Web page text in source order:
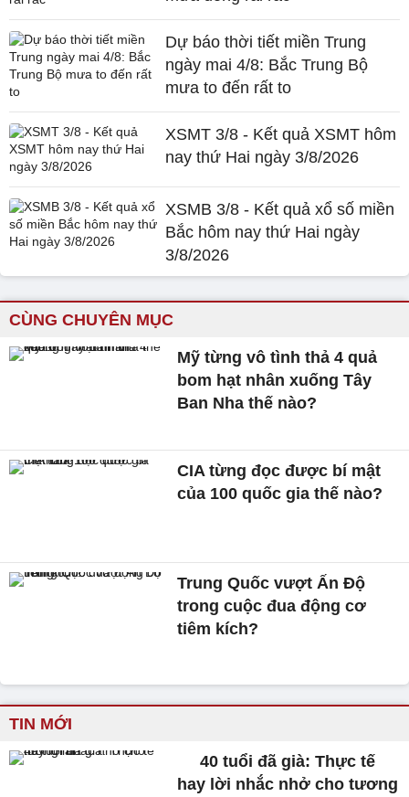
Dự báo thời tiết miền Trung
ngày mai 4/8: Bắc Trung Bộ
mưa to đến rất to
XSMT 3/8 - Kết quả XSMT hôm
nay thứ Hai ngày 3/8/2026
XSMB 3/8 - Kết quả xổ số miền
Bắc hôm nay thứ Hai ngày
3/8/2026
CÙNG CHUYÊN MỤC
Mỹ từng vô tình thả 4 quả
bom hạt nhân xuống Tây
Ban Nha thế nào?
CIA từng đọc được bí mật
của 100 quốc gia thế nào?
Trung Quốc vượt Ấn Độ
trong cuộc đua động cơ
tiêm kích?
TIN MỚI
40 tuổi đã già: Thực tế
hay lời nhắc nhở cho tương